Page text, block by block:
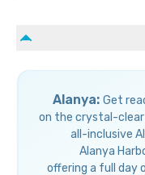
Alanya: Get
on the crystal-
all-inclusive
Alanya
offering a full day